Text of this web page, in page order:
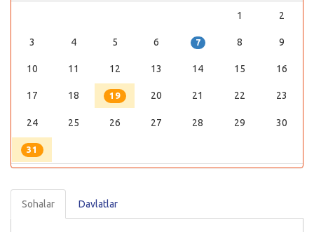
1
2
3 4 5 6 7 8 9
10 11 12 13 14 15 16
17 18 19 20 21 22 23
24 25 26 27 28 29 30
31
Sohalar Davlatlar